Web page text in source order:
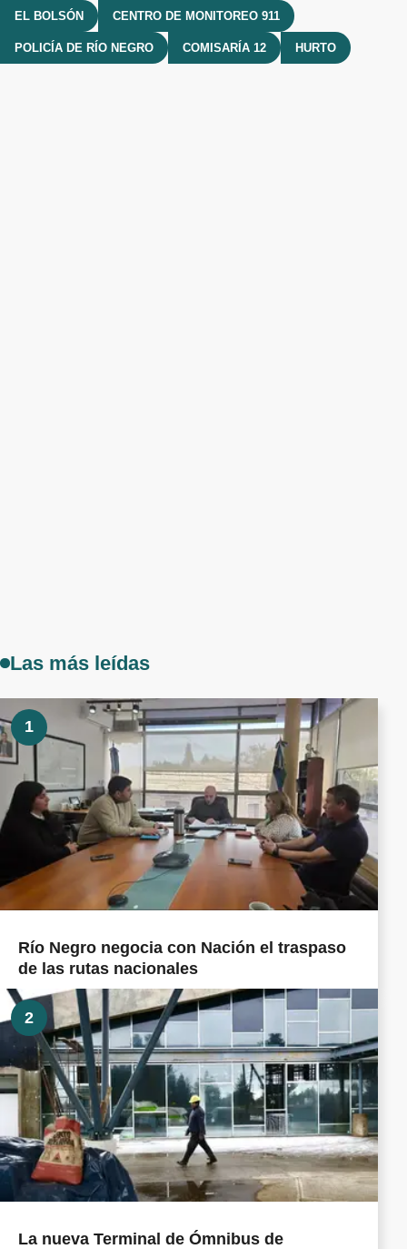
EL BOLSÓN CENTRO DE MONITOREO 911
POLICÍA DE RÍO NEGRO COMISARÍA 12 HURTO
Las más leídas
1
Río Negro negocia con Nación el traspaso
de las rutas nacionales
2
La nueva Terminal de Ómnibus de